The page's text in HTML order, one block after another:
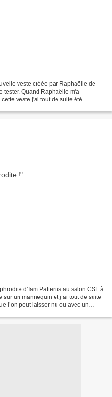
veste créée par Raphaëlle de
tester. Quand Raphaëlle m'a
veste j'ai tout de suite été
d’Iam Patterns au salon CSF à
un mannequin et j’ai tout de suite
l’on peut laisser nu ou avec un